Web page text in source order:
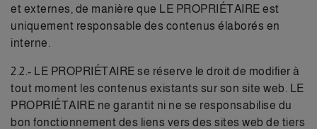
et externes, de manière que LE PROPRIÉTAIRE est
uniquement responsable des contenus élaborés en
interne.
2.2.- LE PROPRIÉTAIRE se réserve le droit de modifier à
tout moment les contenus existants sur son site web. LE
PROPRIÉTAIRE ne garantit ni ne se responsabilise du
bon fonctionnement des liens vers des sites web de tiers